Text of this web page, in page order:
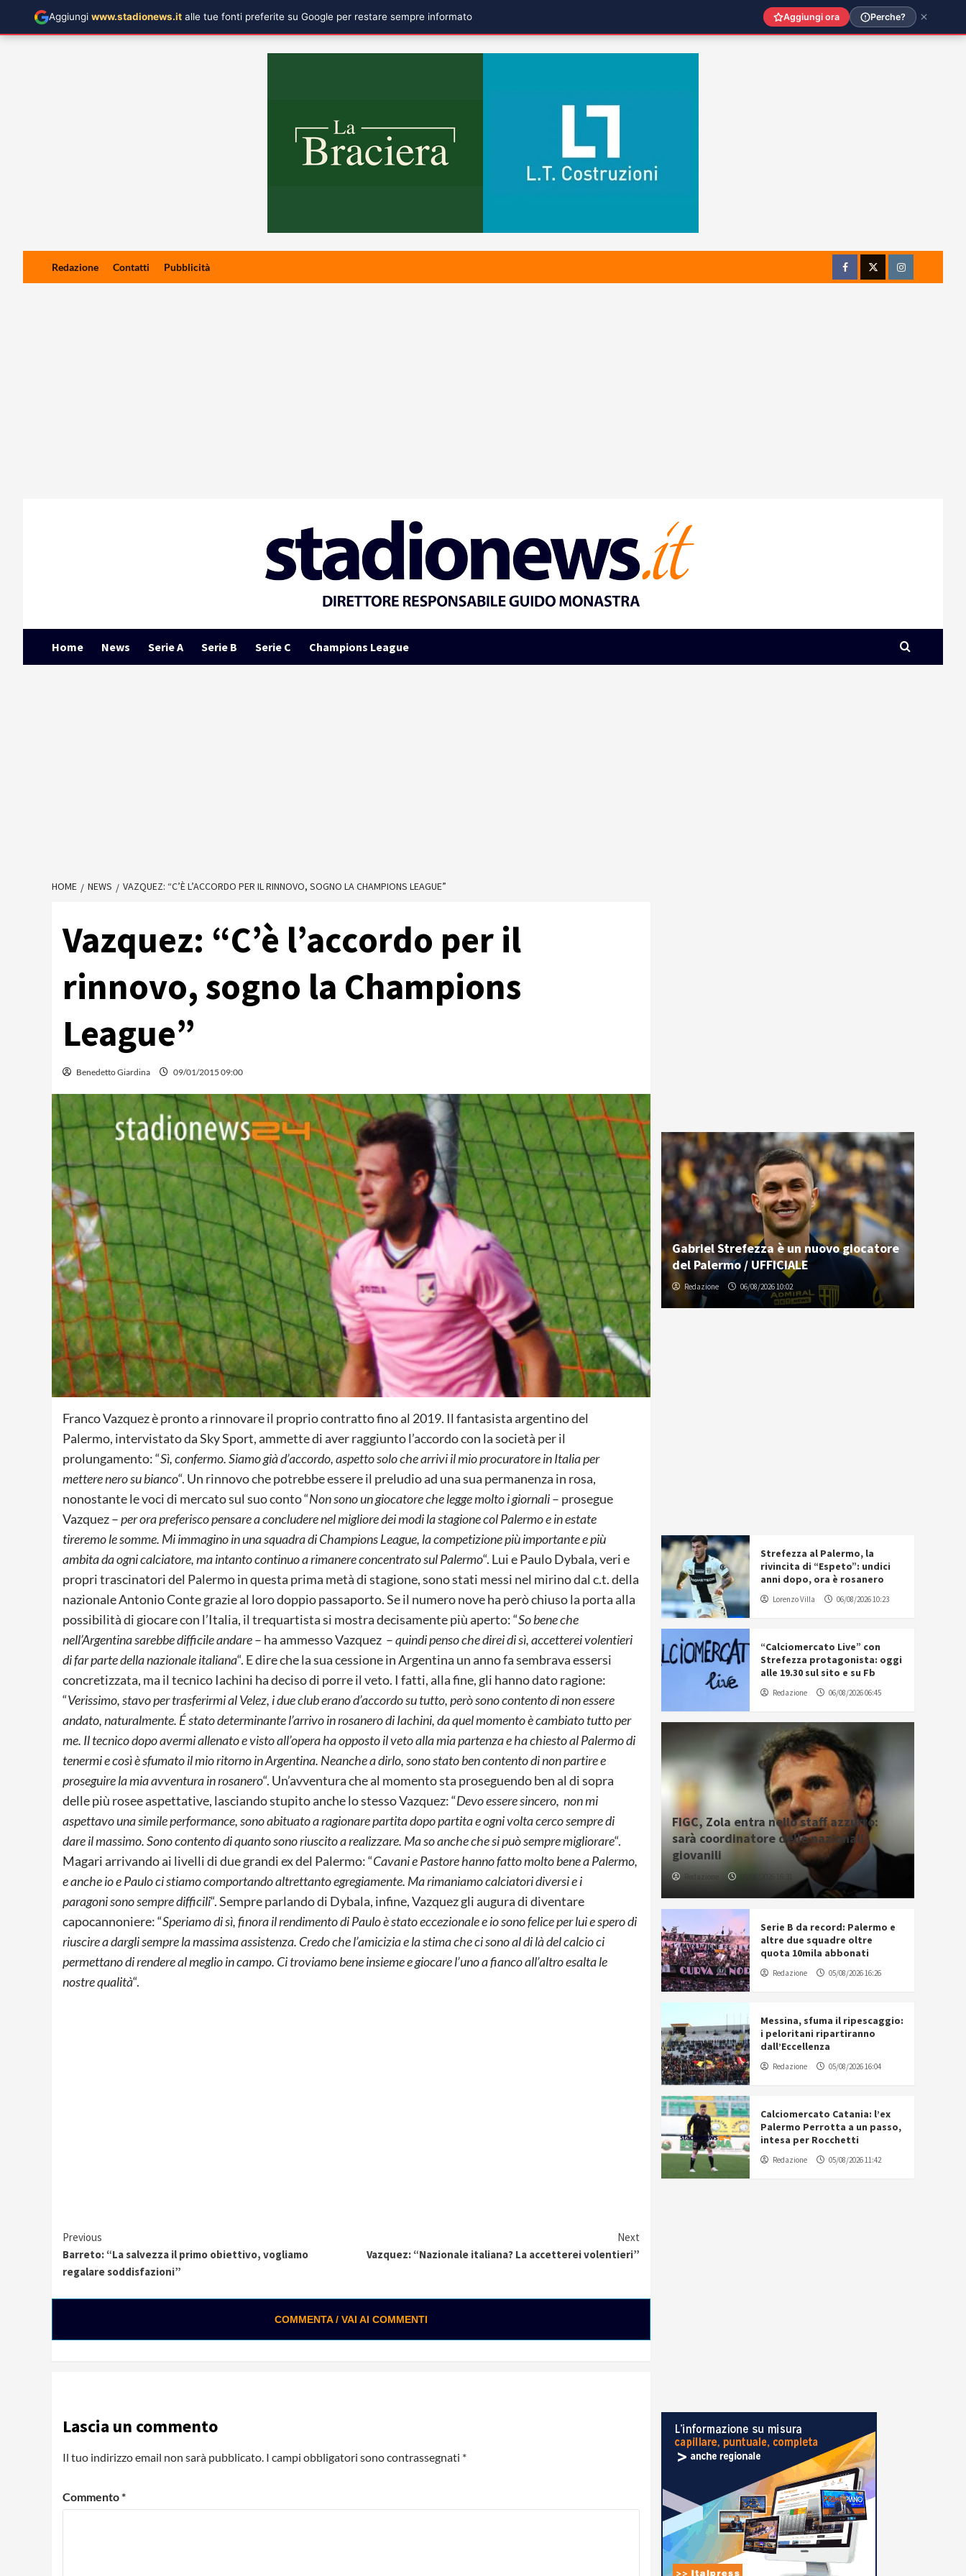
Redazione Contatti Pubblicità
FacebookTwitterInstagram
Home News Serie A Serie B Serie C Champions League
HOME NEWS VAZQUEZ: “C’È L’ACCORDO PER IL RINNOVO, SOGNO LA CHAMPIONS LEAGUE”
Vazquez: “C’è l’accordo per il
rinnovo, sogno la Champions
League”
Benedetto Giardina 09/01/2015 09:00
Franco Vazquez è pronto a rinnovare il proprio contratto fino al 2019. Il fantasista argentino del
Palermo, intervistato da Sky Sport, ammette di aver raggiunto l’accordo con la società per il
prolungamento: “Sì, confermo. Siamo già d’accordo, aspetto solo che arrivi il mio procuratore in Italia per
mettere nero su bianco“. Un rinnovo che potrebbe essere il preludio ad una sua permanenza in rosa,
nonostante le voci di mercato sul suo conto “Non sono un giocatore che legge molto i giornali– prosegue
Vazquez –per ora preferisco pensare a concludere nel migliore dei modi la stagione col Palermo e in estate
tireremo le somme. Mi immagino in una squadra di Champions League, la competizione più importante e più
ambita da ogni calciatore, ma intanto continuo a rimanere concentrato sul Palermo“. Lui e Paulo Dybala, veri e
propri trascinatori del Palermo in questa prima metà di stagione, sono stati messi nel mirino dal c.t. della
nazionale Antonio Conte grazie al loro doppio passaporto. Se il numero nove ha però chiuso la porta alla
possibilità di giocare con l’Italia, il trequartista si mostra decisamente più aperto: “So bene che
nell’Argentina sarebbe difficile andare– ha ammesso Vazquez –quindi penso che direi di sì, accetterei volentieri
di far parte della nazionale italiana“. E dire che la sua cessione in Argentina un anno fa sembrava essersi
concretizzata, ma il tecnico Iachini ha deciso di porre il veto. I fatti, alla fine, gli hanno dato ragione:
“Verissimo, stavo per trasferirmi al Velez, i due club erano d’accordo su tutto, però sono contento di non essere
andato, naturalmente. É stato determinante l’arrivo in rosanero di Iachini, da quel momento è cambiato tutto per
me. Il tecnico dopo avermi allenato e visto all’opera ha opposto il veto alla mia partenza e ha chiesto al Palermo di
tenermi e così è sfumato il mio ritorno in Argentina. Neanche a dirlo, sono stato ben contento di non partire e
proseguire la mia avventura in rosanero“. Un’avventura che al momento sta proseguendo ben al di sopra
delle più rosee aspettative, lasciando stupito anche lo stesso Vazquez: “Devo essere sincero, ­ non mi
aspettavo una simile performance, sono abituato a ragionare partita dopo partita e ogni volta cerco sempre di
dare il massimo. Sono contento di quanto sono riuscito a realizzare. Ma so anche che si può sempre migliorare“.
Magari arrivando ai livelli di due grandi ex del Palermo: “Cavani e Pastore hanno fatto molto bene a Palermo,
e anche io e Paulo ci stiamo comportando altrettanto egregiamente. Ma rimaniamo calciatori diversi e i
paragoni sono sempre difficili“. Sempre parlando di Dybala, infine, Vazquez gli augura di diventare
capocannoniere: “Speriamo di sì, finora il rendimento di Paulo è stato eccezionale e io sono felice per lui e spero di
riuscire a dargli sempre la massima assistenza. Credo che l’amicizia e la stima che ci sono al di là del calcio ci
permettano di rendere al meglio in campo. Ci troviamo bene insieme e giocare l’uno a fianco all’altro esalta le
nostre qualità“.
Continue
Reading
Previous
Barreto: “La salvezza il primo obiettivo, vogliamo
regalare soddisfazioni”
Next
Vazquez: “Nazionale italiana? La accetterei volentieri”
COMMENTA / VAI AI COMMENTI
Lascia un commento
Il tuo indirizzo email non sarà pubblicato. I campi obbligatori sono contrassegnati *
Commento*
Gabriel Strefezza è un nuovo giocatore
del Palermo / UFFICIALE
Redazione 06/08/2026 10:02
Strefezza al Palermo, la
rivincita di “Espeto”: undici
anni dopo, ora è rosanero
Lorenzo Villa 06/08/2026 10:23
“Calciomercato Live” con
Strefezza protagonista: oggi
alle 19.30 sul sito e su Fb
Redazione 06/08/2026 06:45
FIGC, Zola entra nello staff azzurro:
sarà coordinatore delle nazionali
giovanili
Redazione
Serie B da record: Palermo e
altre due squadre oltre
quota 10mila abbonati
Redazione 05/08/2026 16:26
Messina, sfuma il ripescaggio:
i peloritani ripartiranno
dall’Eccellenza
Redazione 05/08/2026 16:04
Calciomercato Catania: l’ex
Palermo Perrotta a un passo,
intesa per Rocchetti
Redazione 05/08/2026 11:42
Aggiungi www.stadionews.it alle tue fonti preferite su Google per restare sempre informato Aggiungi ora Perche?